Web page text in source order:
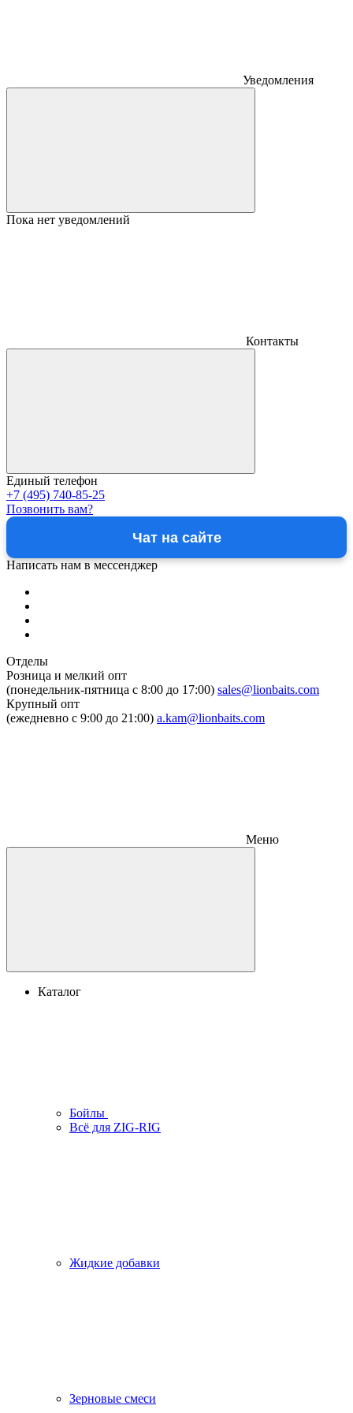
Уведомления
Пока нет уведомлений
Контакты
Единый телефон
+7 (495) 740-85-25
Позвонить вам?
Чат на сайте
Написать нам в мессенджер
Отделы
Розница и мелкий опт
(понедельник-пятница c 8:00 до 17:00) sales@lionbaits.com
Крупный опт
(ежедневно с 9:00 до 21:00) a.kam@lionbaits.com
Меню
Каталог
Бойлы
Всё для ZIG-RIG
Жидкие добавки
Зерновые смеси